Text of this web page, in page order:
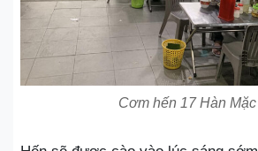
Cơm hến 17 Hàn